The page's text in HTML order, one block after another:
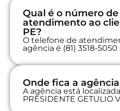
Qual é o número
atendimento ao
PE?
O telefone de
agência é (81) 3518-5050
Onde fica a agência
A agência está
PRESIDENTE GETULIO